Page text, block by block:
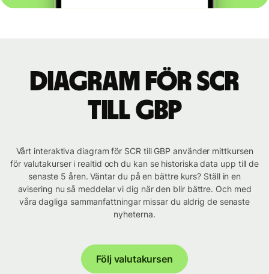
Diagram för SCR
till GBP
Vårt interaktiva diagram för SCR till GBP använder mittkursen
för valutakurser i realtid och du kan se historiska data upp till de
senaste 5 åren. Väntar du på en bättre kurs? Ställ in en
avisering nu så meddelar vi dig när den blir bättre. Och med
våra dagliga sammanfattningar missar du aldrig de senaste
nyheterna.
Följ valutakursen